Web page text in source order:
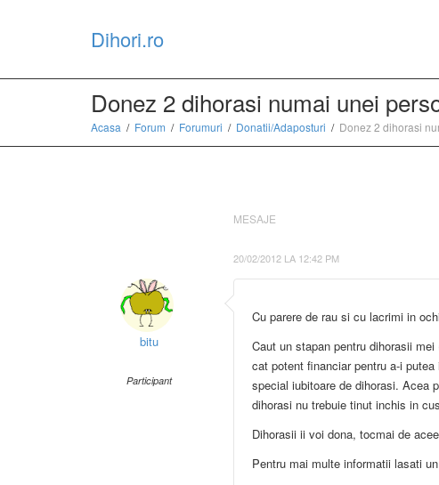
Dihori.ro
Donez 2 dihorasi numai unei
Acasa Forum Forumuri Donatii/Adaposturi Donez 2 dihorasi
MESAJE
20/02/2012 LA 12:42 PM
bitu
Participant
Cu parere de rau si cu lacrimi in
Caut un stapan pentru dihorasii
cat potent financiar pentru a-i
special iubitoare de dihorasi. Acea
dihorasi nu trebuie tinut inchis in
Dihorasii ii voi dona, tocmai de
Pentru mai multe informatii lasati